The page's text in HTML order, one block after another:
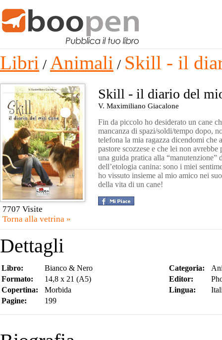
Libri / Animali / Skill - il
7707 Visite
Torna alla vetrina »
Skill - il diario del
V. Maximiliano Giacalone
Fin da piccolo ho desiderato un cane
mancanza di spazi/soldi/tempo dopo,
telefona la mia ragazza dicendomi che
pastore scozzese e che lei non
una guida pratica alla
dell’etologia canina: sono i miei
ho vissuto insieme al mio amico nei
della vita di un cane!
Dettagli
Libro:
Bianco & Nero
Formato:
14,8 x 21 (A5)
Copertina:
Morbida
Pagine:
199
Categoria:
Editor:
Lingua: